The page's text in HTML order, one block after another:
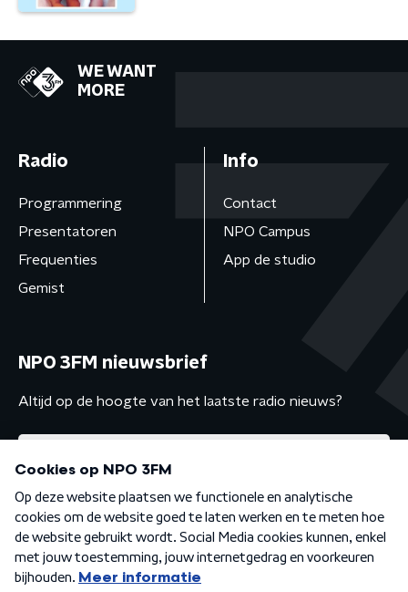
WE WANT
MORE
Radio
Programmering
Presentatoren
Frequenties
Gemist
Info
Contact
NPO Campus
App de studio
NPO 3FM nieuwsbrief
Altijd op de hoogte van het laatste radio nieuws?
Algemene voorwaarden Privacybeleid